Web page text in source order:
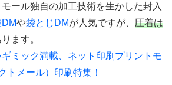
ール独自の加工技術を生かした封入
や袋とじDMが人気ですが、 圧着は
ます。
ミック満載、ネット印刷プリントモ
トメール）印刷特集！